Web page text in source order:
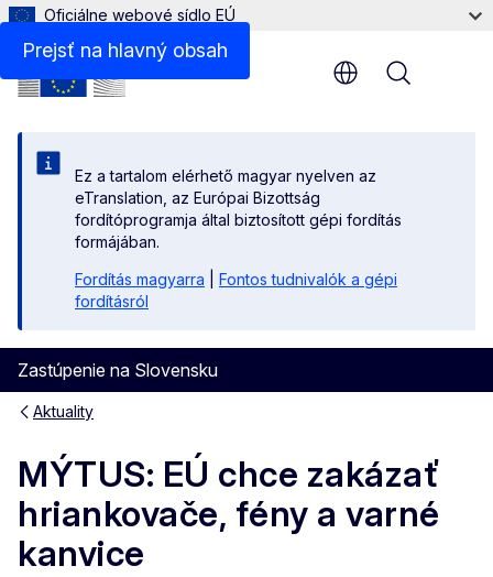
Prejsť na hlavný obsah
Oficiálne webové sídlo EÚ
Ez a tartalom elérhető magyar nyelven az
eTranslation, az Európai Bizottság
fordítóprogramja által biztosított gépi fordítás
formájában.
Fordítás magyarra
Fontos tudnivalók a gépi
fordításról
Zastúpenie na Slovensku
Menu
Aktuality
MÝTUS: EÚ chce zakázať
hriankovače, fény a varné
kanvice